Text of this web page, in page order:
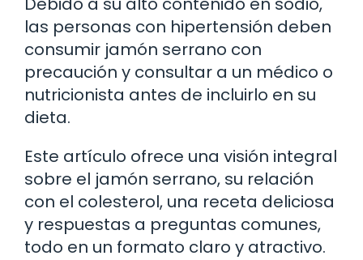
las personas con hipertensión deben
consumir jamón serrano con
precaución y consultar a un médico o
nutricionista antes de incluirlo en su
dieta.
Este artículo ofrece una visión integral
sobre el jamón serrano, su relación
con el colesterol, una receta deliciosa
y respuestas a preguntas comunes,
todo en un formato claro y atractivo.